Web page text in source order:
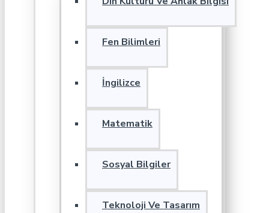
Fen Bilimleri
İngilizce
Matematik
Sosyal Bilgiler
Teknoloji Ve Tasarım